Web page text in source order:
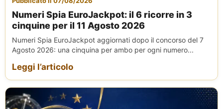
Numeri Spia EuroJackpot: il 6 ricorre in 3
cinquine per il 11 Agosto 2026
Numeri Spia EuroJackpot aggiornati dopo il concorso del 7
Agosto 2026: una cinquina per ambo per ogni numero...
Leggi l’articolo